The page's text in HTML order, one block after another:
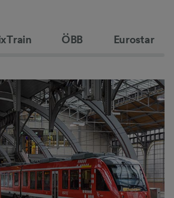
ÖBB Eurostar